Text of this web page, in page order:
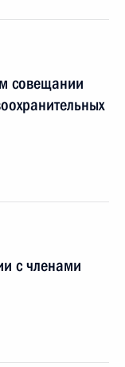
совещании
с членами